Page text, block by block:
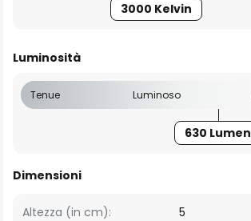
3000 Kelvin
Luminosità
Tenue Luminoso
630 Lumen
Dimensioni
Altezza (in cm): 5